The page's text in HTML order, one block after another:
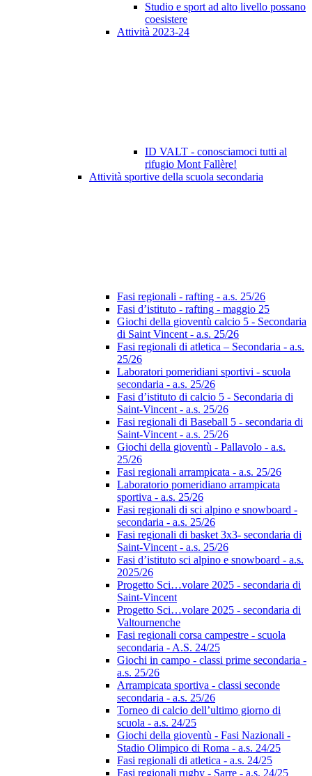
Studio e sport ad alto livello possano
coesistere
Attività 2023-24
ID VALT - conosciamoci tutti al
rifugio Mont Fallère!
Attività sportive della scuola secondaria
Fasi regionali - rafting - a.s. 25/26
Fasi d’istituto - rafting - maggio 25
Giochi della gioventù calcio 5 - Secondaria
di Saint Vincent - a.s. 25/26
Fasi regionali di atletica – Secondaria - a.s.
25/26
Laboratori pomeridiani sportivi - scuola
secondaria - a.s. 25/26
Fasi d’istituto di calcio 5 - Secondaria di
Saint-Vincent - a.s. 25/26
Fasi regionali di Baseball 5 - secondaria di
Saint-Vincent - a.s. 25/26
Giochi della gioventù - Pallavolo - a.s.
25/26
Fasi regionali arrampicata - a.s. 25/26
Laboratorio pomeridiano arrampicata
sportiva - a.s. 25/26
Fasi regionali di sci alpino e snowboard -
secondaria - a.s. 25/26
Fasi regionali di basket 3x3- secondaria di
Saint-Vincent - a.s. 25/26
Fasi d’istituto sci alpino e snowboard - a.s.
2025/26
Progetto Sci…volare 2025 - secondaria di
Saint-Vincent
Progetto Sci…volare 2025 - secondaria di
Valtournenche
Fasi regionali corsa campestre - scuola
secondaria - A.S. 24/25
Giochi in campo - classi prime secondaria -
a.s. 25/26
Arrampicata sportiva - classi seconde
secondaria - a.s. 25/26
Torneo di calcio dell’ultimo giorno di
scuola - a.s. 24/25
Giochi della gioventù - Fasi Nazionali -
Stadio Olimpico di Roma - a.s. 24/25
Fasi regionali di atletica - a.s. 24/25
Fasi regionali rugby - Sarre - a.s. 24/25